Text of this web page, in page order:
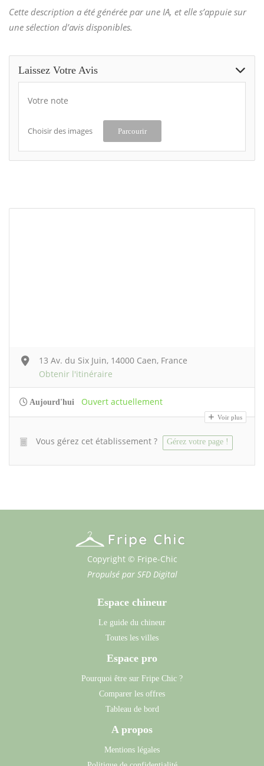
Cette description a été générée par une IA, et elle s’appuie sur
une sélection d’avis disponibles.
Laissez Votre Avis
Votre note
Choisir des images Parcourir
13 Av. du Six Juin, 14000 Caen, France
Obtenir l'itinéraire
Aujourd'hui Ouvert actuellement
Voir plus
Vous gérez cet établissement ? Gérez votre page !
Copyright © Fripe-Chic
Propulsé par SFD Digital
Espace chineur
Le guide du chineur
Toutes les villes
Espace pro
Pourquoi être sur Fripe Chic ?
Comparer les offres
Tableau de bord
A propos
Mentions légales